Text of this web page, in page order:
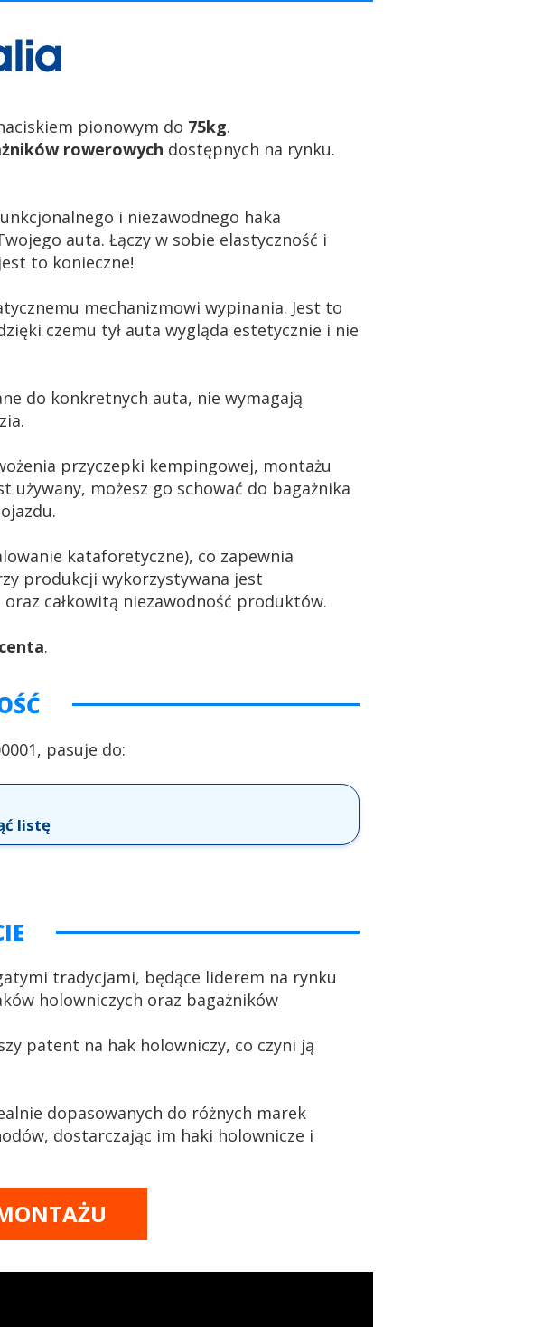
pionowym do 75kg.
rowerowych dostępnych na rynku.
i niezawodnego haka
auta. Łączy w sobie elastyczność i
to konieczne!
mechanizmowi wypinania. Jest to
czemu tył auta wygląda estetycznie i nie
do konkretnych auta, nie wymagają
przyczepki kempingowej, montażu
używany, możesz go schować do bagażnika
kataforetyczne), co zapewnia
produkcji wykorzystywana jest
całkowitą niezawodność produktów.
.
pasuje do:
listę
tradycjami, będące liderem na rynku
holowniczych oraz bagażników
patent na hak holowniczy, co czyni ją
dopasowanych do różnych marek
dostarczając im haki holownicze i